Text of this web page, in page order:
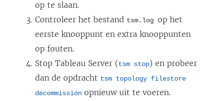
op te slaan.
Controleer het bestand tsm.log op het
eerste knooppunt en extra knooppunten
op fouten.
Stop Tableau Server (tsm stop) en probeer
dan de opdracht tsm topology filestore
decommission opnieuw uit te voeren.